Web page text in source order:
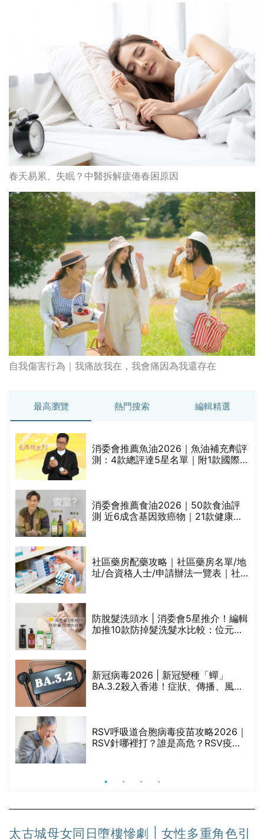
春天易累、失眠？中醫拆解疲倦春困原因
自我傷害行為｜我痛故我在，我會痛因為我還存在
最高瀏覽 熱門搜索 編輯精選
消委會推薦魚油2026｜魚油補充劑評
測：4款總評達5星名單｜附1款國際
消委會推薦食油2026｜50款食油評
測 近6成含基因致癌物｜21款健康煮
社區藥房配藥攻略｜社區藥房名單/地
址/合資格人士/申請辦法一覽表｜社
防脫髮洗頭水 | 消委會5星推介！編輯
加推10款防掉髮洗髮水比較：位元
新冠病毒2026 | 新冠變種「蟬」
BA.3.2殺入香港！症狀、傳播、風險
RSV呼吸道合胞病毒疫苗攻略2026｜
RSV針哪裡打？誰是高危？RSV疫苗
太古城母女同日墮樓慘劇 | 女性多重角色引